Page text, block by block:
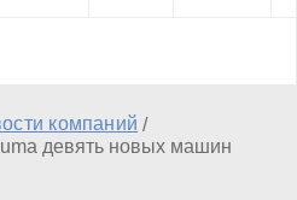
компаний /
девять новых машин